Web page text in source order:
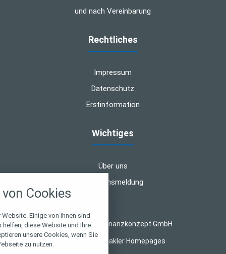
und nach Vereinbarung
Rechtliches
Impressum
Datenschutz
Erstinformation
Wichtiges
Über uns
Schadensmeldung
© 2026 Quadro Finanzkonzept GmbH
Makler Homepages
Cookies
Einige von ihnen sind
diese Website und Ihre
unsere Cookies, wenn Sie
zu nutzen.
alle verwendeten Cookies und
zu blockieren.
Notwendig